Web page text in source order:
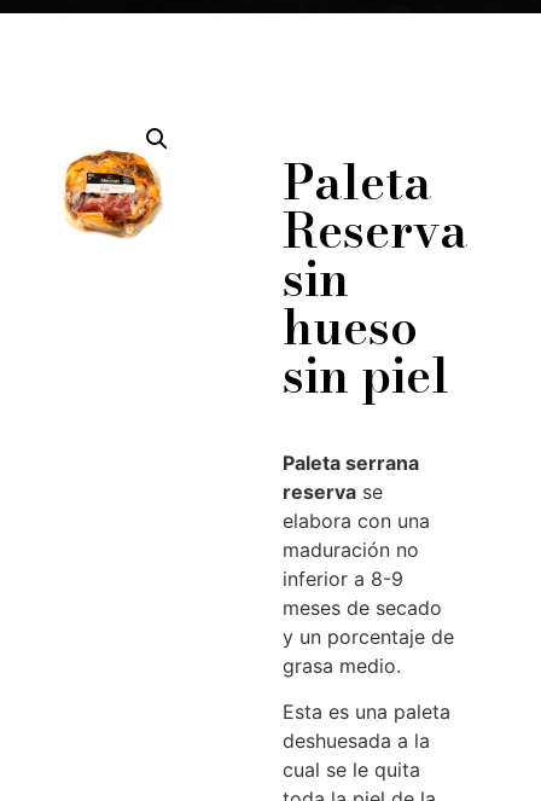
Paleta
Reserva
sin
hueso
sin piel
Paleta serrana
reserva se
elabora con una
maduración no
inferior a 8-9
meses de secado
y un porcentaje de
grasa medio.
Esta es una paleta
deshuesada a la
cual se le quita